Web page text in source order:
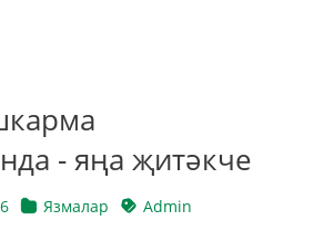
- яңа җитәкче
Язмалар Admin